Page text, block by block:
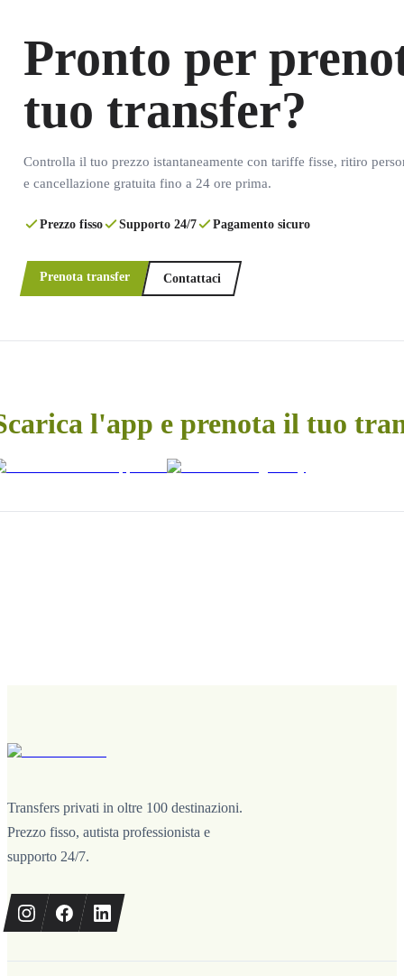
Pronto per
tuo transfer?
Controlla il tuo prezzo istantaneamente con tariffe fisse, ritiro
e cancellazione gratuita fino a 24 ore prima.
Prezzo fisso Supporto 24/7 Pagamento sicuro
Prenota transfer Contattaci
l'app e prenota il tuo
Transfers privati in oltre 100 destinazioni.
Prezzo fisso, autista professionista e
supporto 24/7.